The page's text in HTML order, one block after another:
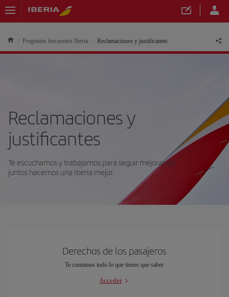
Preguntas frecuentes Iberia Reclamaciones y justificantes
Reclamaciones y
justificantes
Te escuchamos y trabajamos para seguir mejorando;
juntos hacemos una Iberia mejor.
Derechos de los pasajeros
Te contamos todo lo que tienes que saber.
Acceder